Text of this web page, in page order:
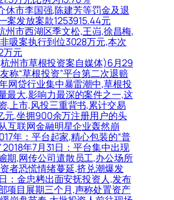
休市李国强,陈建芳等罚金及退
案发放案款1253915.44元
州市西湖区季文松,王岿,徐昌梅,
吸案执行到位3028万元,本次
万元
州市草根投资案自媒体)6月29
称“草根投资”平台第二次退赔
网贷行业集中暴雷潮中,草根投
最大,影响力最深的案件之一,这
,上市,风投三重背书,累计交易
元,坐拥900余万注册用户的头
互联网金融明星企业轰然崩
年：平台起家,精心包装的“普
2018年7月31日：平台集中出现
期,网传公司遣散员工,办公场所
者恐慌情绪蔓延,挤兑潮爆发
：金忠栲出面安抚投资人,发布
项目展期三个月,声称处置资产